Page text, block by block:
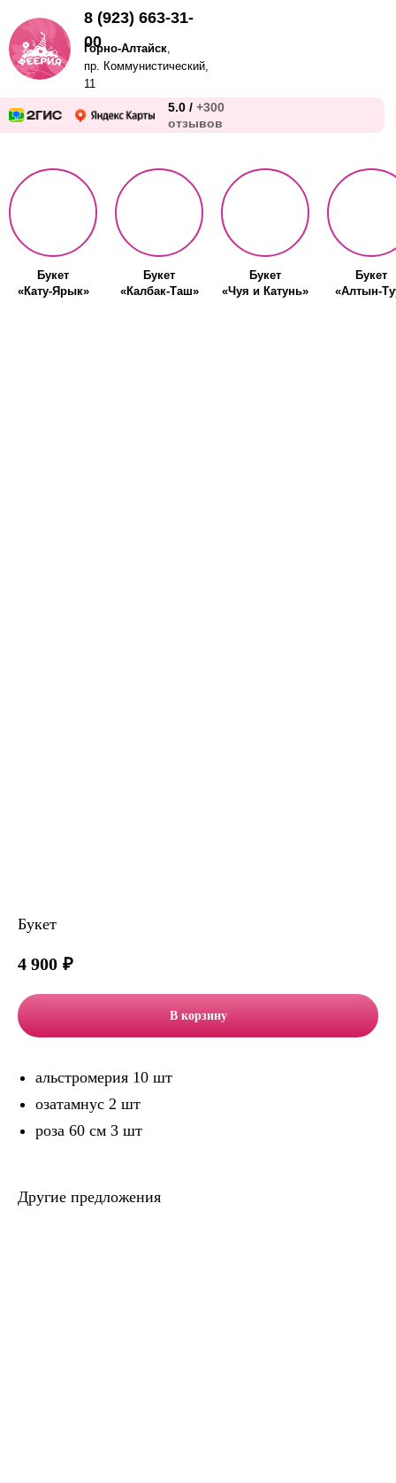
5.0 / +300
отзывов
Горно-Алтайск,
пр. Коммунистический,
11
8 (923) 663-31-
00
Букет
«Кату-Ярык»
Букет
«Калбак-Таш»
Букет
«Чуя и Катунь»
Букет
«Алтын-
Букет
4 900 ₽
В корзину
альстромерия 10 шт
озатамнус 2 шт
роза 60 см 3 шт
Другие предложения